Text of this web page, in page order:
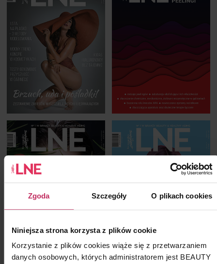
Zgoda Szczegóły O plikach cookies
Niniejsza strona korzysta z plików cookie
Korzystanie z plików cookies wiąże się z przetwarzaniem
danych osobowych, których administratorem jest BEAUTY